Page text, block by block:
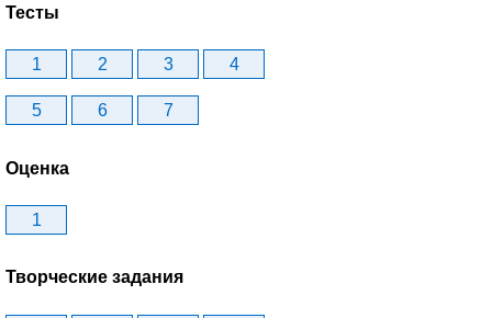
Тесты
1 2 3 4
5 6 7
Оценка
1
Творческие задания